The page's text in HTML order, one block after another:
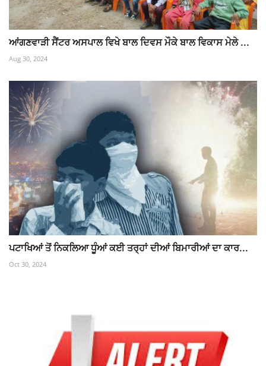
ਆਂਗਣਵਾੜੀ ਸੈਂਟਰ ਅਸਪਾਲ ਵਿਖੇ ਬਾਲ ਦਿਵਸ ਮੌਕੇ ਬਾਲ ਵਿਕਾਸ ਮੇਲੇ ...
Aug 30, 2024
ਪਟਾਖਿਆਂ ਤੋਂ ਨਿਕਲਿਆ ਧੂੰਆਂ ਕਈ ਤਰ੍ਹਾਂ ਦੀਆਂ ਬਿਮਾਰੀਆਂ ਦਾ ਕਾਰ...
Oct 30, 2024